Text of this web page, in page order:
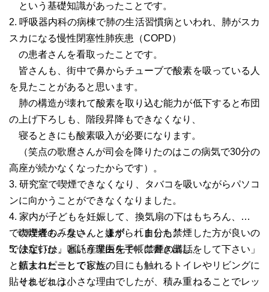
という基礎知識があったことです。
2. 呼吸器内科の病棟で肺の生活習慣病といわれ、肺がスカ
スカになる慢性閉塞性肺疾患（COPD）
の患者さんを看取ったことです。
皆さんも、街中で鼻からチューブで酸素を吸っている人
を見たことがあると思います。
肺の構造が壊れて酸素を取り込む能力が低下すると布団
の上げ下ろしも、階段昇降もできなくなり、
寝るときにも酸素吸入が必要になります。
（笑点の歌麿さんが司会を降りたのはこの病気で30分の
高座が続かなくなったからです）。
3. 研究室で喫煙できなくなり、タバコを吸いながらパソコ
ンに向かうことができなくなりました。
4. 家内が子どもを妊娠して、換気扇の下はもちろん、庭先
での喫煙も「臭い」と嫌がられました。
5. 決定打は、嘱託産業医先で「禁煙の講話をして下さい」
と頼まれたことでした。
それぞれは小さな理由でしたが、積み重ねることでレッ
喫煙者のみなさん、まず、「自分も禁煙した方が良いの
ではないか」という理由を手帳に書き出し、
拡大コピーして家族の目にも触れるトイレやリビングに
貼りましょう。